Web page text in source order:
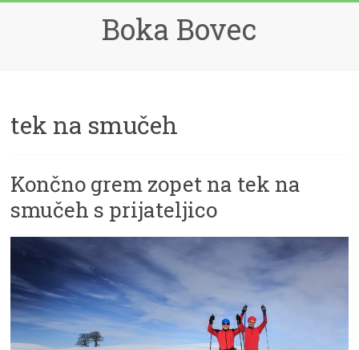
Boka Bovec
tek na smučeh
Končno grem zopet na tek na
smučeh s prijateljico